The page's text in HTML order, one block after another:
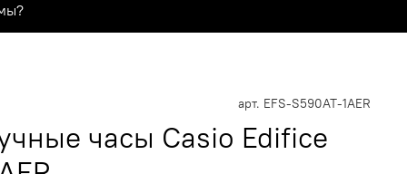
арт. EFS-S590AT-1AER
часы Casio Edifice